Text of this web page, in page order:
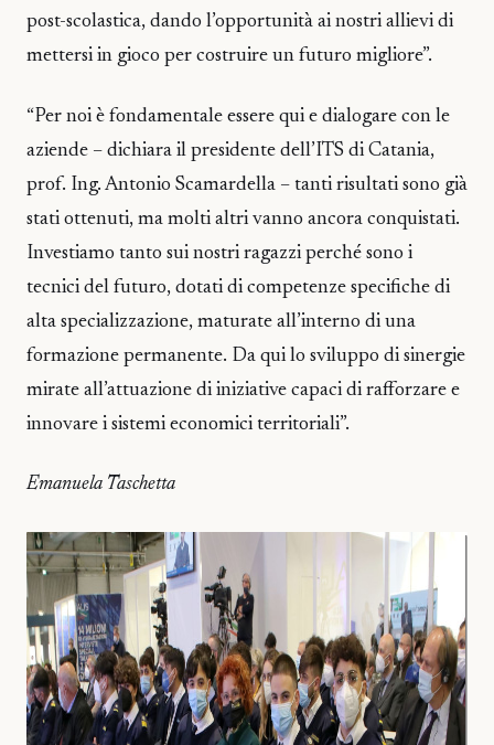
post-scolastica, dando l’opportunità ai nostri allievi di
mettersi in gioco per costruire un futuro migliore”.
“Per noi è fondamentale essere qui e dialogare con le
aziende – dichiara il presidente dell’ITS di Catania,
prof. Ing. Antonio Scamardella – tanti risultati sono già
stati ottenuti, ma molti altri vanno ancora conquistati.
Investiamo tanto sui nostri ragazzi perché sono i
tecnici del futuro, dotati di competenze specifiche di
alta specializzazione, maturate all’interno di una
formazione permanente. Da qui lo sviluppo di sinergie
mirate all’attuazione di iniziative capaci di rafforzare e
innovare i sistemi economici territoriali”.
Emanuela Taschetta